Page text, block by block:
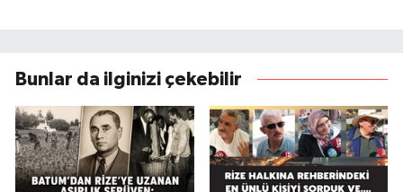
Bunlar da ilginizi çekebilir